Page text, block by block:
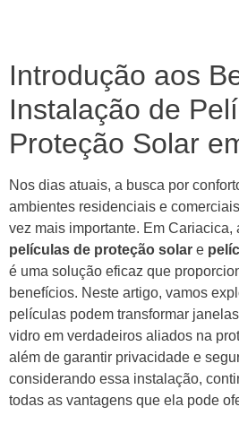
Introdução aos
Instalação de
Proteção Solar
Nos dias atuais, a busca por
ambientes residenciais e
vez mais importante. Em Cariacica,
películas de proteção solar e
é uma solução eficaz que
benefícios. Neste artigo, vamos
películas podem transformar
vidro em verdadeiros aliados na
além de garantir privacidade e
considerando essa instalação,
todas as vantagens que ela pode